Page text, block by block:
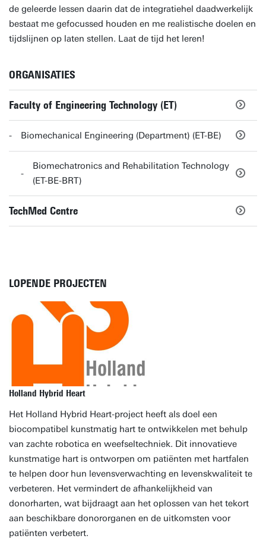
de geleerde lessen daarin dat de integratiehel daadwerkelijk
bestaat me gefocussed houden en me realistische doelen en
tijdslijnen op laten stellen. Laat de tijd het leren!
ORGANISATIES
Faculty of Engineering Technology (ET)
Biomechanical Engineering (Department) (ET-BE)
Biomechatronics and Rehabilitation Technology
(ET-BE-BRT)
TechMed Centre
LOPENDE PROJECTEN
Holland Hybrid Heart
Het Holland Hybrid Heart-project heeft als doel een
biocompatibel kunstmatig hart te ontwikkelen met behulp
van zachte robotica en weefseltechniek. Dit innovatieve
kunstmatige hart is ontworpen om patiënten met hartfalen
te helpen door hun levensverwachting en levenskwaliteit te
verbeteren. Het vermindert de afhankelijkheid van
donorharten, wat bijdraagt aan het oplossen van het tekort
aan beschikbare donororganen en de uitkomsten voor
patiënten verbetert.